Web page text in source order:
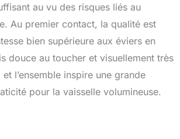
au vu des risques liés au
Au premier contact, la qualité est
bien supérieure aux éviers en
douce au toucher et visuellement très
l’ensemble inspire une grande
pour la vaisselle volumineuse.